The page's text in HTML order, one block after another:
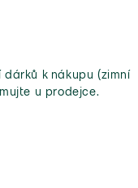
k nákupu (zimní
u prodejce.